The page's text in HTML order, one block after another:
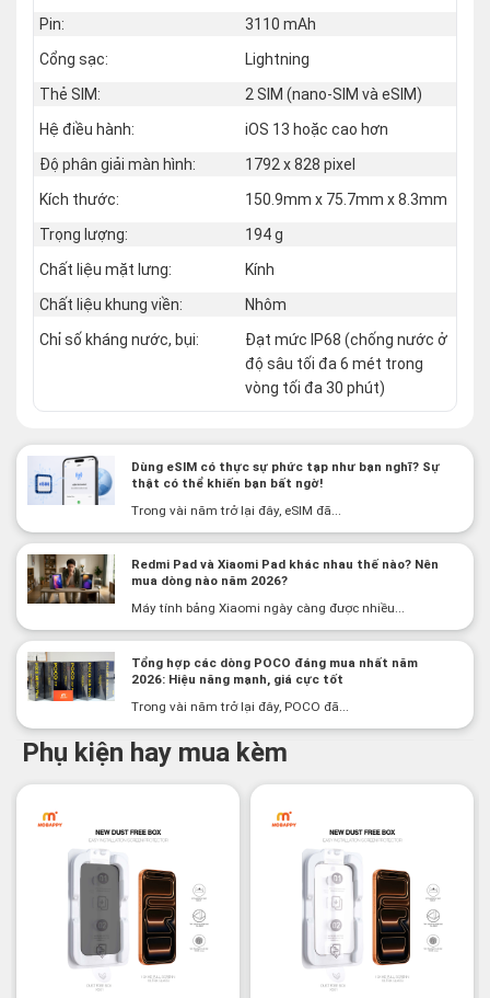
Pin:
3110 mAh
Cổng sạc:
Lightning
Thẻ SIM:
2 SIM (nano‑SIM và eSIM)
Hệ điều hành:
iOS 13 hoặc cao hơn
Độ phân giải màn hình:
1792 x 828 pixel
Kích thước:
150.9mm x 75.7mm x 8.3mm
Trọng lượng:
194 g
Chất liệu mặt lưng:
Kính
Chất liệu khung viền:
Nhôm
Chỉ số kháng nước, bụi:
Đạt mức IP68 (chống nước ở
độ sâu tối đa 6 mét trong
vòng tối đa 30 phút)
Dùng eSIM có thực sự phức tạp như bạn nghĩ? Sự
thật có thể khiến bạn bất ngờ!
Trong vài năm trở lại đây, eSIM đã...
Redmi Pad và Xiaomi Pad khác nhau thế nào? Nên
mua dòng nào năm 2026?
Máy tính bảng Xiaomi ngày càng được nhiều...
Tổng hợp các dòng POCO đáng mua nhất năm
2026: Hiệu năng mạnh, giá cực tốt
Trong vài năm trở lại đây, POCO đã...
Phụ kiện hay mua kèm